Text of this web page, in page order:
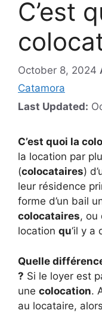
C’est
October 8, 2024
Catamora
Last Updated:
C’est quoi la
la location par
(colocataires)
leur résidence
forme d’un bail
colocataires, ou
location qu‘il y a
Quelle
? Si le loyer est
une colocation.
au locataire,